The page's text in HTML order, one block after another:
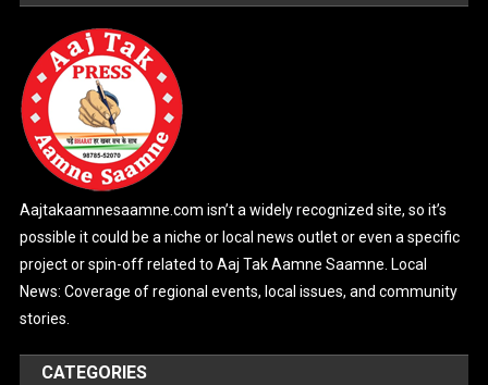
Aajtakaamnesaamne.com isn’t a widely recognized site, so it’s
possible it could be a niche or local news outlet or even a specific
project or spin-off related to Aaj Tak Aamne Saamne. Local
News: Coverage of regional events, local issues, and community
stories.
CATEGORIES